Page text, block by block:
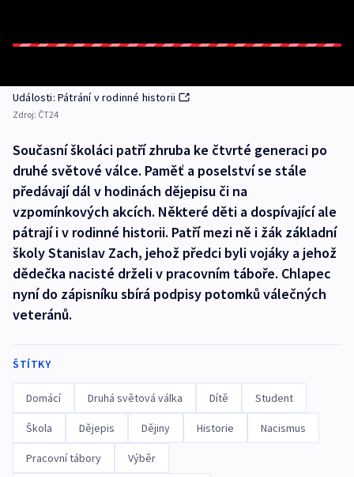
Události: Pátrání v rodinné historii
Zdroj: ČT24
Současní školáci patří zhruba ke čtvrté generaci po
druhé světové válce. Paměť a poselství se stále
předávají dál v hodinách dějepisu či na
vzpomínkových akcích. Některé děti a dospívající ale
pátrají i v rodinné historii. Patří mezi ně i žák základní
školy Stanislav Zach, jehož předci byli vojáky a jehož
dědečka nacisté drželi v pracovním táboře. Chlapec
nyní do zápisníku sbírá podpisy potomků válečných
veteránů.
ŠTÍTKY
Domácí Druhá světová válka Dítě Student
Škola Dějepis Dějiny Historie Nacismus
Pracovní tábory Výběr